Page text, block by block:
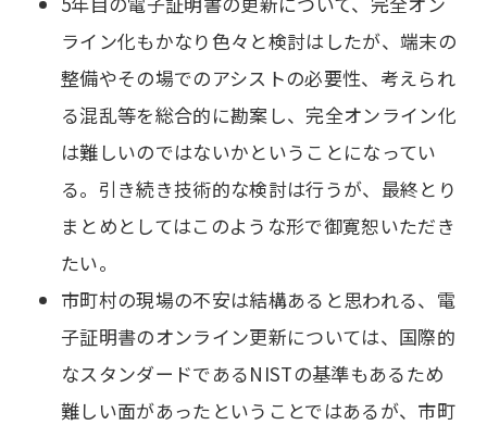
ライン化もかなり色々と検討はしたが、端末の
整備やその場でのアシストの必要性、考えられ
る混乱等を総合的に勘案し、完全オンライン化
は難しいのではないかということになってい
る。引き続き技術的な検討は行うが、最終とり
まとめとしてはこのような形で御寛恕いただき
たい。
市町村の現場の不安は結構あると思われる、電
子証明書のオンライン更新については、国際的
なスタンダードであるNISTの基準もあるため
難しい面があったということではあるが、市町